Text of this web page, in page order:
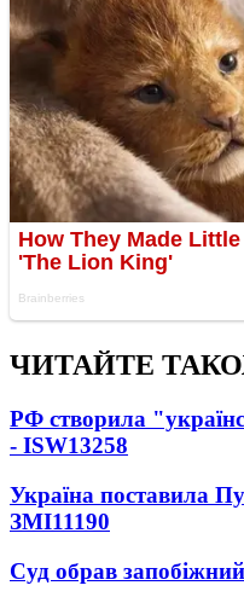
ЧИТАЙТЕ
РФ створила
- ISW13258
Україна поставила
ЗМІ11190
Суд обрав